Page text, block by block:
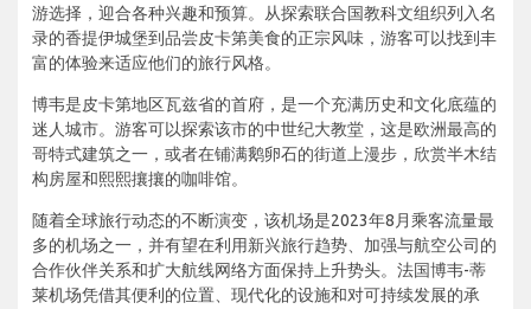
游选择，迎合各种兴趣和预算。从探索联合国教科文组织列入名
录的香提伊城堡到品尝皮卡第美食的正宗风味，游客可以找到丰
富的体验来适应他们的旅行风格。
博韦是皮卡第地区瓦兹省的首府，是一个充满历史和文化底蕴的
迷人城市。游客可以探索该市的中世纪大教堂，这是欧洲最高的
哥特式建筑之一，或者在铺满鹅卵石的街道上漫步，欣赏半木结
构房屋和熙熙攘攘的咖啡馆。
随着全球旅行动态的不断演变，该机场是2023年8月乘客流量最
多的机场之一，并有望在利用新兴旅行趋势、加强与航空公司的
合作伙伴关系和扩大航线网络方面保持上升势头。法国博韦-蒂
莱机场凭借其便利的位置、现代化的设施和对可持续发展的承